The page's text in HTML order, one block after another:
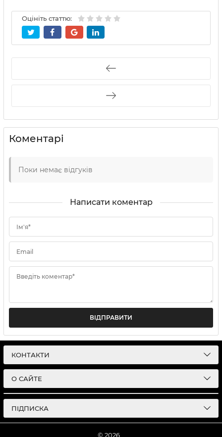
Оцініть статтю:
Коментарі
Поки немає відгуків
Написати коментар
Ім'я*
Email
Введіть коментар*
ВІДПРАВИТИ
КОНТАКТИ
О САЙТЕ
ПІДПИСКА
© 2026